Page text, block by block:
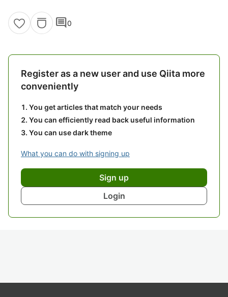
comment0
Register as a new user and use Qiita more
conveniently
You get articles that match your needs
You can efficiently read back useful information
You can use dark theme
What you can do with signing up
Sign up
Login